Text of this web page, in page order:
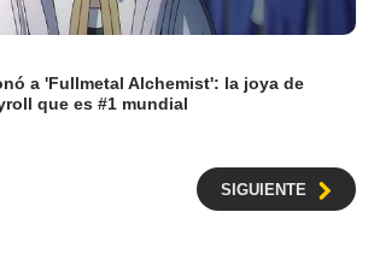
a 'Fullmetal Alchemist': la joya de
que es #1 mundial
SIGUIENTE